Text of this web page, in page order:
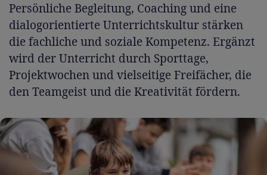
Persönliche Begleitung, Coaching und eine
dialogorientierte Unterrichtskultur stärken
die fachliche und soziale Kompetenz. Ergänzt
wird der Unterricht durch Sporttage,
Projektwochen und vielseitige Freifächer, die
den Teamgeist und die Kreativität fördern.